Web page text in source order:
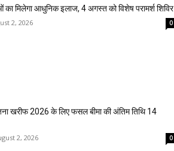
मिलेगा आधुनिक इलाज, 4 अगस्त को विशेष परामर्श शिविर
2, 2026 0
खरीफ 2026 के लिए फसल बीमा की अंतिम तिथि 14
2, 2026 0